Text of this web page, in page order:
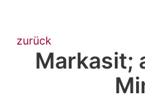
zurück
Markasit;